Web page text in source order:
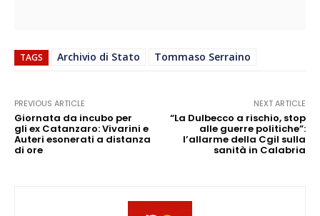
TAGS Archivio di Stato Tommaso Serraino
PREVIOUS ARTICLE
Giornata da incubo per
gli ex Catanzaro: Vivarini e
Auteri esonerati a distanza
di ore
NEXT ARTICLE
“La Dulbecco a rischio, stop
alle guerre politiche”:
l’allarme della Cgil sulla
sanità in Calabria